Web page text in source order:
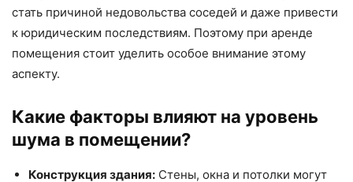
стать причиной недовольства соседей и даже привести
к юридическим последствиям. Поэтому при аренде
помещения стоит уделить особое внимание этому
аспекту.
Какие факторы влияют на уровень
шума в помещении?
Конструкция здания: Стены, окна и потолки могут